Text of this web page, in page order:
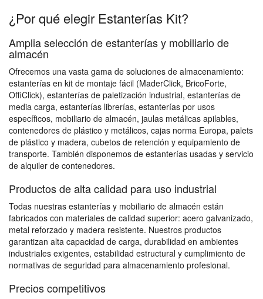
¿Por qué elegir Estanterías Kit?
Amplia selección de estanterías y mobiliario de
almacén
Ofrecemos una vasta gama de soluciones de almacenamiento:
estanterías en kit de montaje fácil (MaderClick, BricoForte,
OffiClick), estanterías de paletización industrial, estanterías de
media carga, estanterías librerías, estanterías por usos
específicos, mobiliario de almacén, jaulas metálicas apilables,
contenedores de plástico y metálicos, cajas norma Europa, palets
de plástico y madera, cubetos de retención y equipamiento de
transporte. También disponemos de estanterías usadas y servicio
de alquiler de contenedores.
Productos de alta calidad para uso industrial
Todas nuestras estanterías y mobiliario de almacén están
fabricados con materiales de calidad superior: acero galvanizado,
metal reforzado y madera resistente. Nuestros productos
garantizan alta capacidad de carga, durabilidad en ambientes
industriales exigentes, estabilidad estructural y cumplimiento de
normativas de seguridad para almacenamiento profesional.
Precios competitivos